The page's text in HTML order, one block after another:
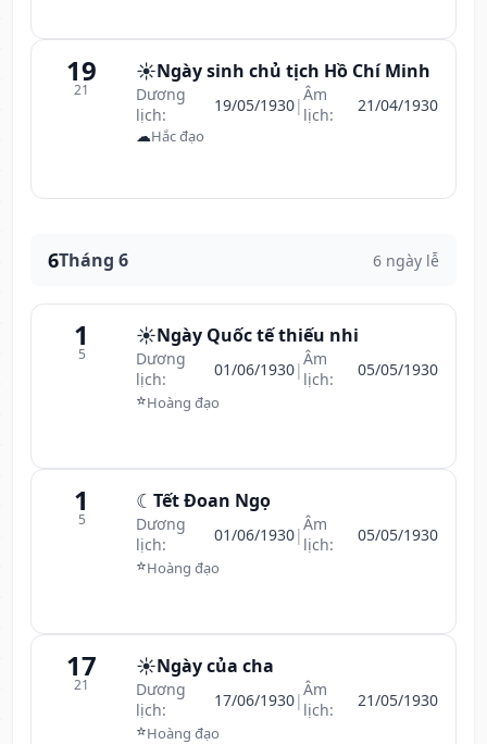
19
21
☀️Ngày sinh chủ tịch Hồ Chí Minh
Dương
lịch:
19/05/1930|Âm
lịch:
21/04/1930
☁Hắc đạo
6Tháng 6 6 ngày lễ
1
5
☀️Ngày Quốc tế thiếu nhi
Dương
lịch:
01/06/1930|Âm
lịch:
05/05/1930
⭐Hoàng đạo
1
5
☾ Tết Đoan Ngọ
Dương
lịch:
01/06/1930|Âm
lịch:
05/05/1930
⭐Hoàng đạo
17
21
☀️Ngày của cha
Dương
lịch:
17/06/1930|Âm
lịch:
21/05/1930
⭐Hoàng đạo